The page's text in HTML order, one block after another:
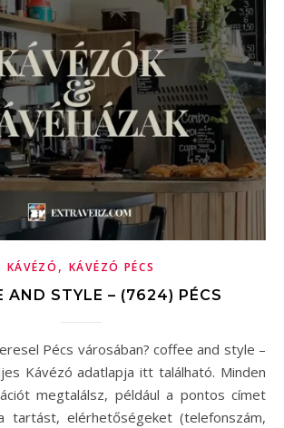
KÁVÉZÓ , KÁVÉZÓ PÉCS
AND STYLE – (7624) PÉCS
Kávézó adatlapja itt található. Minden
megtalálsz, például a pontos címet
tartást, elérhetőségeket (telefonszám,